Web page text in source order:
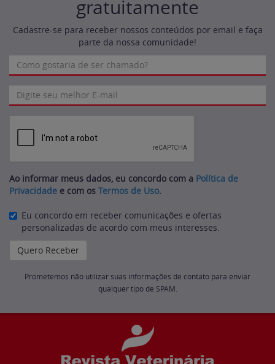
gratuitamente
Cadastre-se para receber nossos conteúdos por email e faça
parte da nossa comunidade!
Ao informar meus dados, eu concordo com a Política de
Privacidade e com os Termos de Uso.
Eu concordo em receber comunicações e ofertas
personalizadas de acordo com meus interesses.
Prometemos não utilizar suas informações de contato para enviar
qualquer tipo de SPAM.